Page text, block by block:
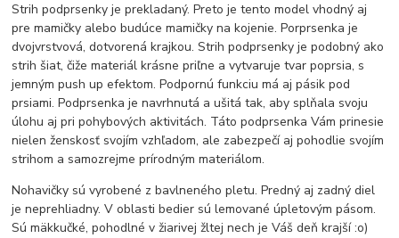
Strih podprsenky je prekladaný. Preto je tento model vhodný aj
pre mamičky alebo budúce mamičky na kojenie. Porprsenka je
dvojvrstvová, dotvorená krajkou. Strih podprsenky je podobný ako
strih šiat, čiže materiál krásne priľne a vytvaruje tvar poprsia, s
jemným push up efektom. Podpornú funkciu má aj pásik pod
prsiami. Podprsenka je navrhnutá a ušitá tak, aby splňala svoju
úlohu aj pri pohybových aktivitách. Táto podprsenka Vám prinesie
nielen ženskosť svojím vzhľadom, ale zabezpečí aj pohodlie svojím
strihom a samozrejme prírodným materiálom.
Nohavičky sú vyrobené z bavlneného pletu. Predný aj zadný diel
je neprehliadny. V oblasti bedier sú lemované úpletovým pásom.
Sú mäkkučké, pohodlné v žiarivej žltej nech je Váš deň krajší :o)